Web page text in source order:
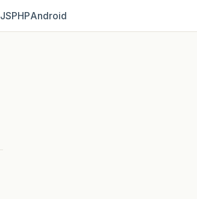
JSPHPAndroid